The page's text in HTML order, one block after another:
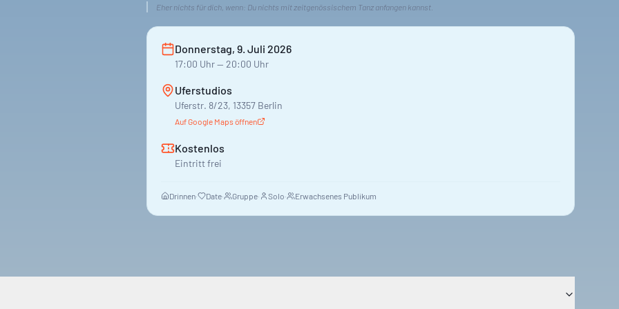
Eher nichts für dich, wenn: Du nichts mit zeitgenössischem Tanz anfangen kannst.
Donnerstag, 9. Juli 2026
17:00 Uhr— 20:00 Uhr
Uferstudios
Uferstr. 8/23, 13357 Berlin
Auf Google Maps öffnen
Kostenlos
Eintritt frei
Drinnen· Date· Gruppe· Solo· Erwachsenes Publikum